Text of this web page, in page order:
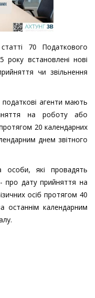
70 Податкового
встановлені нові
чи звільнення
агенти мають
на роботу або
20 календарних
днем звітного
особи, які провадять
- про дату прийняття на
осіб протягом 40
останнім календарним